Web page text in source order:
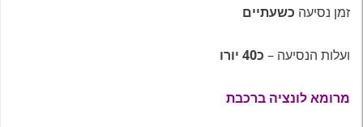
זמן נסיעה כשעתיים
ועלות הנסיעה – כ40 יורו
מרומא לונציה ברכבת